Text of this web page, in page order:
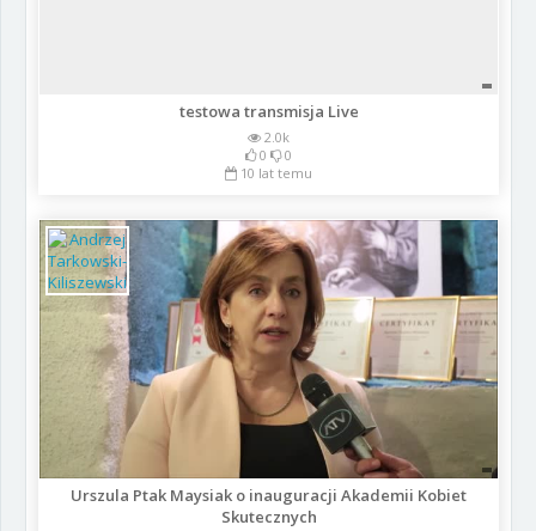
testowa transmisja Live
2.0k
0
0
10 lat temu
Urszula Ptak Maysiak o inauguracji Akademii Kobiet
Skutecznych